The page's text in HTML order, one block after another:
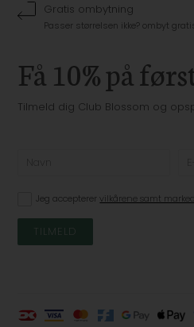
Gratis ombytning
Passer størrelsen ikke? ombyt
Få 10% på
Tilmeld dig Club Blossom og
Jeg accepterervilkårene samt